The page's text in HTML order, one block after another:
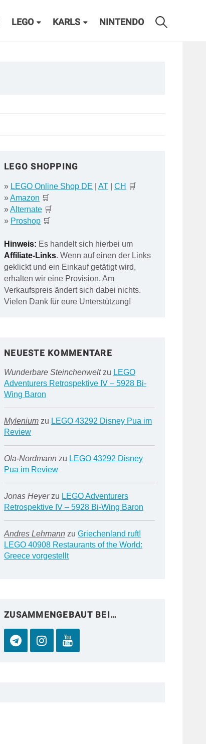
LEGO KARLS NINTENDO
LEGO SHOPPING
» LEGO Online Shop DE AT| CH 🛒
»Amazon 🛒
»Alternate🛒
» Proshop🛒
Hinweis: Es handelt sich hierbei um
Affiliate-Links. Wenn auf einen der Links
geklickt und ein Einkauf getätigt wird,
erhalten wir eine Provision. Am
Verkaufspreis ändert sich dabei nichts.
Vielen Dank für eure Unterstützung!
NEUESTE KOMMENTARE
Wunderbare Steinchenweltzu LEGO
Adventurers Retrospektive IV – 5928 Bi-
Wing Baron
Myleniumzu LEGO 43292 Disney Pua im
Review
Ola-Nordmannzu LEGO 43292 Disney
Pua im Review
Jonas Heyerzu LEGO Adventurers
Retrospektive IV – 5928 Bi-Wing Baron
Andres Lehmannzu Griechenland ruft!
LEGO 40908 Restaurants of the World:
Greece vorgestellt
ZUSAMMENGEBAUT BEI…